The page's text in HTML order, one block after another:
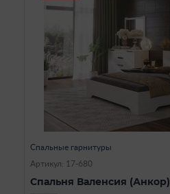
Спальные гарнитуры
Артикул: 17-680
Спальня Валенсия (Анкор)